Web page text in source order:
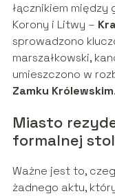
łącznikiem
Korony i Litwy –
sprowadzono
marszałkowski,
umieszczono w
Zamku Królewskim.
Miasto
formalnej
Ważne jest to,
żadnego aktu,